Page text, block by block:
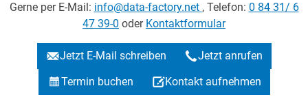
Gerne per E-Mail: info@data-factory.net , Telefon: 0 84 31/ 6
47 39-0 oder Kontaktformular
Jetzt E-Mail schreiben
Jetzt anrufen
Termin buchen
Kontakt aufnehmen